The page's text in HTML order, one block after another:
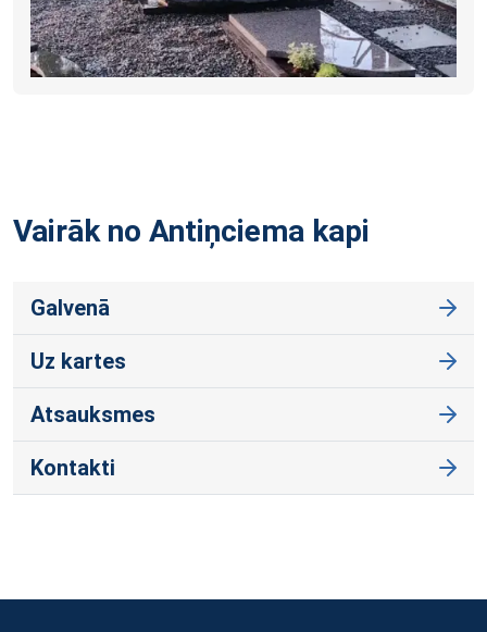
Vairāk no Antiņciema kapi
Galvenā
Uz kartes
Atsauksmes
Kontakti